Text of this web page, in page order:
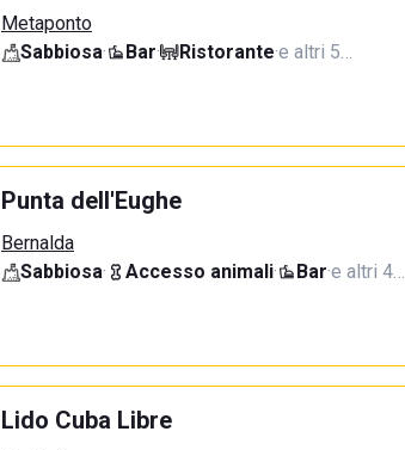
Metaponto
Sabbiosa· Bar· Ristorante·e altri 5…
Punta dell'Eughe
Bernalda
Sabbiosa· Accesso animali· Bar·e altri 4…
Lido Cuba Libre